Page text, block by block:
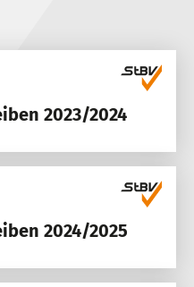
2023/2024
2024/2025